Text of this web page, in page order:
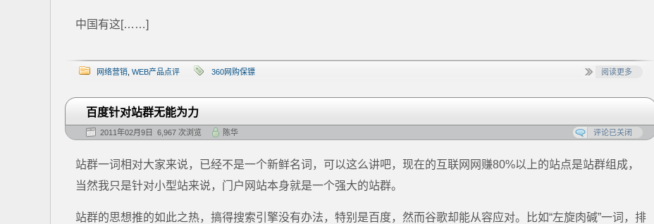
中国有这[……]
网络营销 WEB产品点评 360网购保镖 阅读更多
百度针对站群无能为力
2011年02月9日 6,967 次浏览 陈华 评论已关闭
站群一词相对大家来说，已经不是一个新鲜名词，可以这么讲吧，现在的互联网网赚80%以上的站点是站群组成，
当然我只是针对小型站来说，门户网站本身就是一个强大的站群。
站群的思想推的如此之热，搞得搜索引擎没有办法，特别是百度，然而谷歌却能从容应对。比如“左旋肉碱”一词，排